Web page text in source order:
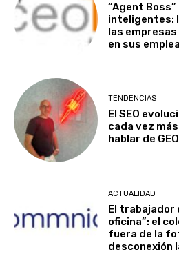
“Agent
inteligentes:
las
en sus
TENDENCIAS
El SEO
cada vez
hablar de GEO
ACTUALIDAD
El trabajador
oficina”: el
fuera de la
desconexión